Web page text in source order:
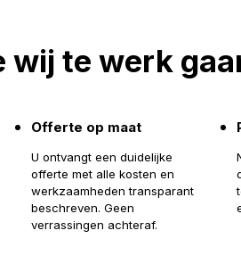
wij te werk
Offerte op maat
U ontvangt een duidelijke
offerte met alle kosten en
werkzaamheden transparant
beschreven. Geen
verrassingen achteraf.